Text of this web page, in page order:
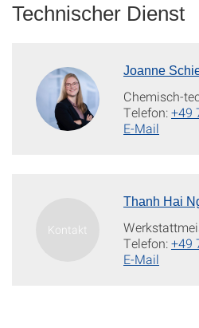
Technischer Dienst
Joanne
Chemisch-
Telefon:+49
E-Mail
Thanh Hai
Telefon:+49
E-Mail